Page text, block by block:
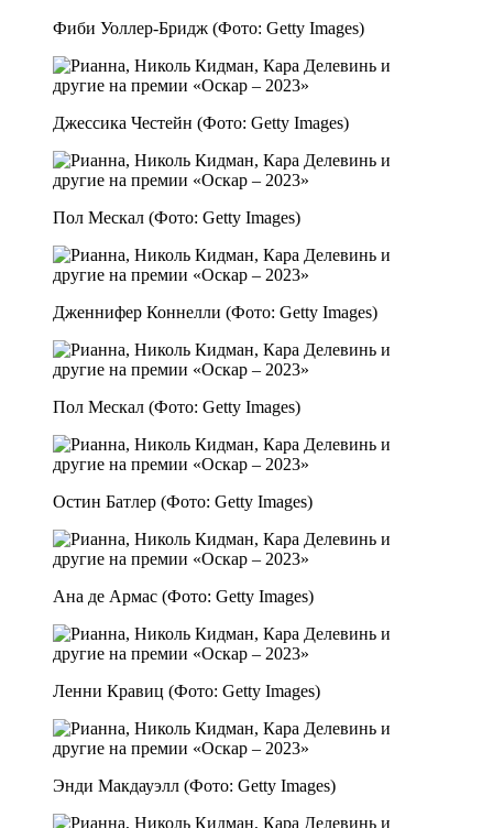
Фиби Уоллер-Бридж (Фото: Getty Images)
Джессика Честейн (Фото: Getty Images)
Пол Мескал (Фото: Getty Images)
Дженнифер Коннелли (Фото: Getty Images)
Пол Мескал (Фото: Getty Images)
Остин Батлер (Фото: Getty Images)
Ана де Армас (Фото: Getty Images)
Ленни Кравиц (Фото: Getty Images)
Энди Макдауэлл (Фото: Getty Images)